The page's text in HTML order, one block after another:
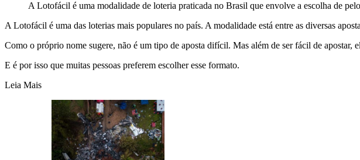
A Lotofácil é uma modalidade de loteria praticada no Brasil que envolve a escolha de
A Lotofácil é uma das loterias mais populares no país. A modalidade está entre as diversas
Como o próprio nome sugere, não é um tipo de aposta difícil. Mas além de ser fácil de apostar,
E é por isso que muitas pessoas preferem escolher esse formato.
Leia Mais